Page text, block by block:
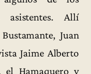
Allí
Juan
Jaime Alberto
el Hamaquero y